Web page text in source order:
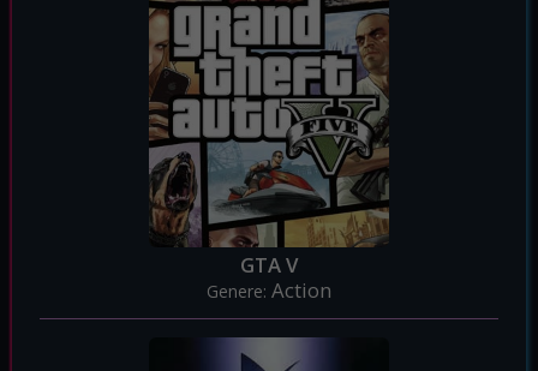
GTA V
Genere: Action